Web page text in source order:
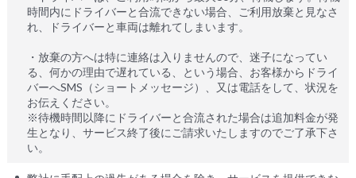
時間内にドライバーと合流できない場合、ご利用放棄と見なさ
れ、ドライバーと車両は離れてしまいます。
・放棄の方へは特に連絡は入りませんので、迷子になってい
る、何かの理由で遅れている、という場合、お客様からドライ
バーへSMS（ショートメッセージ）、又は電話をして、状況を
お伝えください。
※待機時間以降にドライバーと合流された場合は追加料金が発
生となり、サービス終了後にご請求いたしますのでご了承下さ
い。